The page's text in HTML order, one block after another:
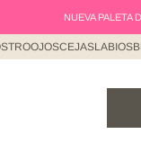
NUEVA PALETA
OJOSCEJASLABIOS